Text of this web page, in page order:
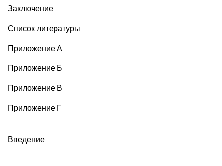
Заключение
Список литературы
Приложение А
Приложение Б
Приложение В
Приложение Г
Введение